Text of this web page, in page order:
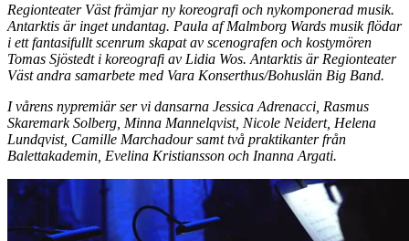
Regionteater Väst främjar ny koreografi och nykomponerad musik.
Antarktis är inget undantag. Paula af Malmborg Wards musik flödar
i ett fantasifullt scenrum skapat av scenografen och kostymören
Tomas Sjöstedt i koreografi av Lidia Wos. Antarktis är Regionteater
Väst andra samarbete med Vara Konserthus/Bohuslän Big Band.
I vårens nypremiär ser vi dansarna Jessica Adrenacci, Rasmus
Skaremark Solberg, Minna Mannelqvist, Nicole Neidert, Helena
Lundqvist, Camille Marchadour samt två praktikanter från
Balettakademin, Evelina Kristiansson och Inanna Argati.